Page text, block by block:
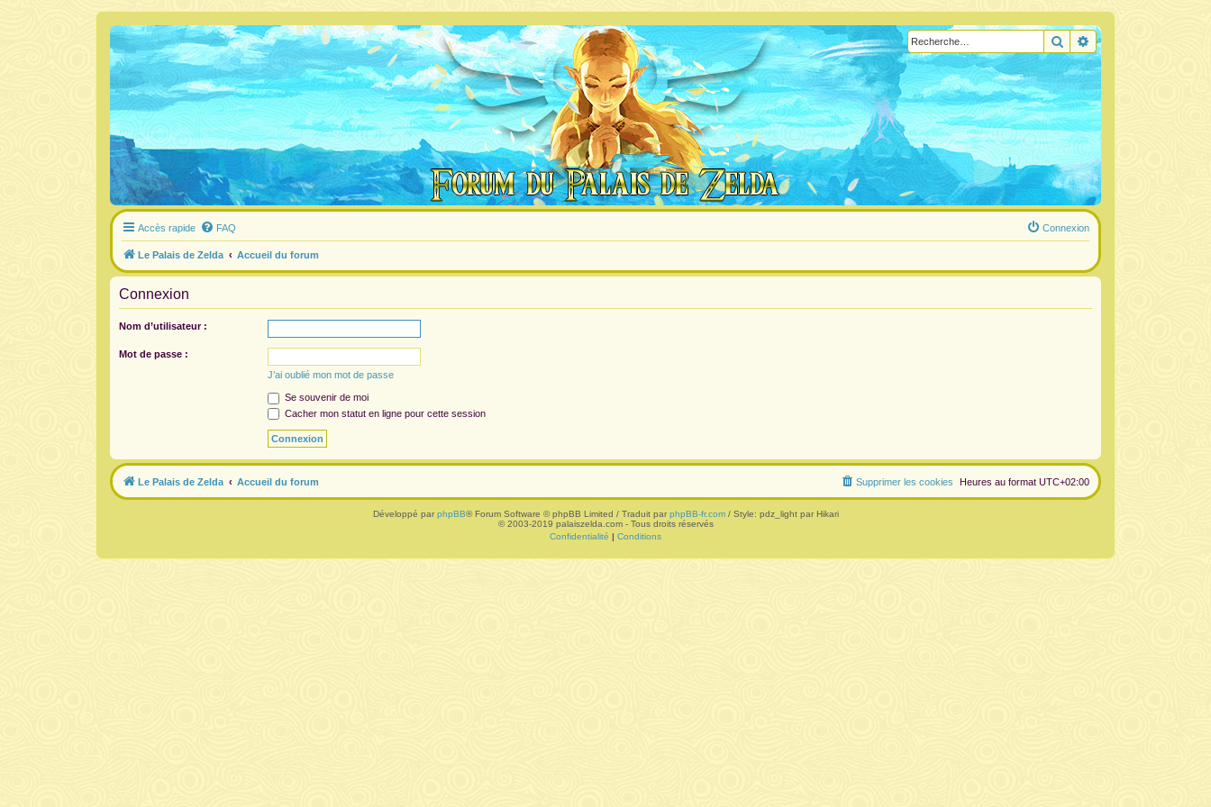
RechercherRecherche avancée
Accès rapide FAQ Connexion
Le Palais de Zelda Accueil du forum
Connexion
Nom d’utilisateur :
Mot de passe :
J’ai oublié mon mot de passe
Se souvenir de moi
Cacher mon statut en ligne pour cette session
Le Palais de Zelda Accueil du forum Heures au format UTC+02:00
Supprimer les cookies
Développé par phpBB® Forum Software © phpBB Limited / Traduit par phpBB-fr.com/ Style: pdz_light par Hikari
© 2003-2019 palaiszelda.com - Tous droits réservés
Confidentialité | Conditions